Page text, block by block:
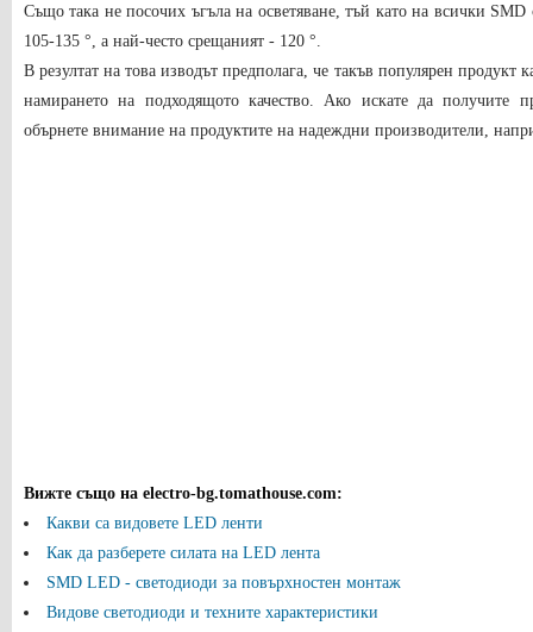
Също така не посочих ъгъла на осветяване, тъй като на всички
105-135 °, а най-често срещаният - 120 °.
В резултат на това изводът предполага, че такъв популярен продукт
намирането на подходящото качество. Ако искате да получите
обърнете внимание на продуктите на надеждни производители,
Вижте също на electro-bg.tomathouse.com:
Какви са видовете LED ленти
Как да разберете силата на LED лента
SMD LED - светодиоди за повърхностен монтаж
Видове светодиоди и техните характеристики